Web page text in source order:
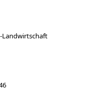
Landwirtschaft